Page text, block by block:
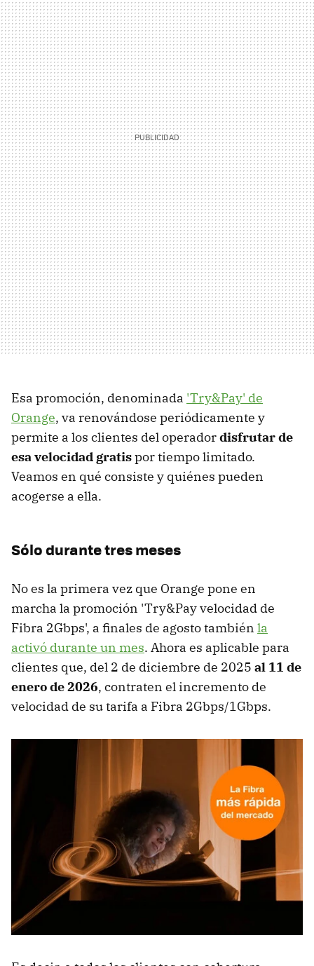
Esa promoción, denominada 'Try&Pay' de
Orange, va renovándose periódicamente y
permite a los clientes del operadordisfrutar de
esa velocidad gratispor tiempo limitado.
Veamos en qué consiste y quiénes pueden
acogerse a ella.
Sólo durante tres meses
No es la primera vez que Orange pone en
marcha la promoción 'Try&Pay velocidad de
Fibra 2Gbps', a finales de agosto también la
activó durante un mes. Ahora es aplicable para
clientes que, del 2 de diciembre de 2025 al 11 de
enero de 2026, contraten el incremento de
velocidad de su tarifa a Fibra 2Gbps/1Gbps.